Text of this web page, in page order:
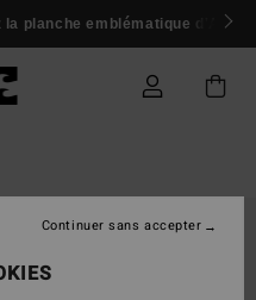
la planche emblématique d'Andy
Continuer sans accepter